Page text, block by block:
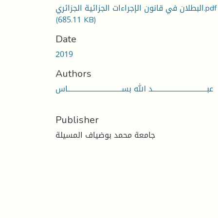
البطلان في قانون الإجراءات الجزائية الجزائري.pdf
(685.11 KB)
Date
2019
Authors
عبـــــــــــــــــــــــــــــــــــــد الله بســـــــــــــــــــــــــــــــــــــاس
Publisher
جامعة محمد بوضياف المسيلة